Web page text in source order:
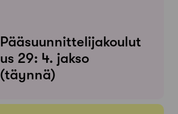
Pääsuunnittelijakoulut
us 29: 4. jakso
(täynnä)